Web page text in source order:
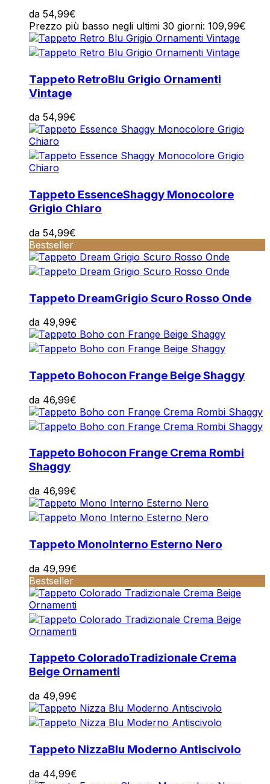
da 54,99€
Prezzo più basso negli ultimi 30 giorni: 109,99€
Tappeto RetroBlu Grigio Ornamenti
Vintage
da 54,99€
Tappeto EssenceShaggy Monocolore
Grigio Chiaro
da 54,99€
Bestseller
Tappeto DreamGrigio Scuro Rosso Onde
da 49,99€
Tappeto Bohocon Frange Beige Shaggy
da 46,99€
Tappeto Bohocon Frange Crema Rombi
Shaggy
da 46,99€
Tappeto MonoInterno Esterno Nero
da 49,99€
Bestseller
Tappeto ColoradoTradizionale Crema
Beige Ornamenti
da 49,99€
Tappeto NizzaBlu Moderno Antiscivolo
da 44,99€